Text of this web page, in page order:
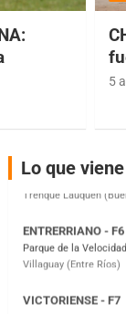
5
Lo que viene
IAME SERIES
Baradero (Buenos
Parque de la
Villaguay (Entre Ríos)
El Cerro (Tierra)
Victoria (Entre Ríos)
Moto Club Reginense